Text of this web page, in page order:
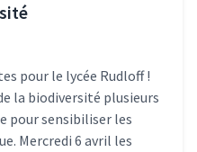
pour le lycée Rudloff !
la biodiversité plusieurs
pour sensibiliser les
Mercredi 6 avril les